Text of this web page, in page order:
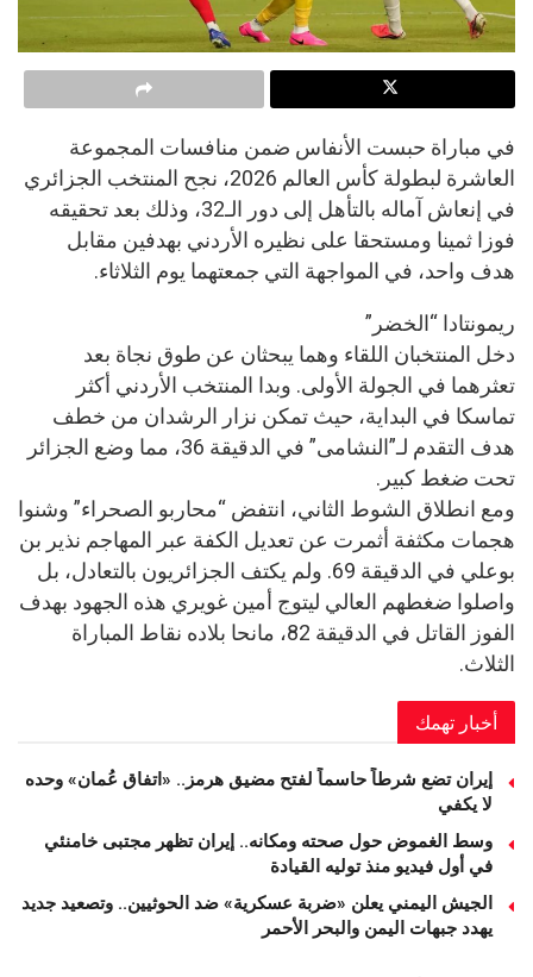
في مباراة حبست الأنفاس ضمن منافسات المجموعة
العاشرة لبطولة كأس العالم 2026، نجح المنتخب الجزائري
في إنعاش آماله بالتأهل إلى دور الـ32، وذلك بعد تحقيقه
فوزا ثمينا ومستحقا على نظيره الأردني بهدفين مقابل
هدف واحد، في المواجهة التي جمعتهما يوم الثلاثاء.
ريمونتادا “الخضر”
دخل المنتخبان اللقاء وهما يبحثان عن طوق نجاة بعد
تعثرهما في الجولة الأولى. وبدا المنتخب الأردني أكثر
تماسكا في البداية، حيث تمكن نزار الرشدان من خطف
هدف التقدم لـ”النشامى” في الدقيقة 36، مما وضع الجزائر
تحت ضغط كبير.
ومع انطلاق الشوط الثاني، انتفض “محاربو الصحراء” وشنوا
هجمات مكثفة أثمرت عن تعديل الكفة عبر المهاجم نذير بن
بوعلي في الدقيقة 69. ولم يكتف الجزائريون بالتعادل، بل
واصلوا ضغطهم العالي ليتوج أمين غويري هذه الجهود بهدف
الفوز القاتل في الدقيقة 82، مانحا بلاده نقاط المباراة
الثلاث.
أخبار تهمك
إيران تضع شرطاً حاسماً لفتح مضيق هرمز.. «اتفاق عُمان» وحده
لا يكفي
وسط الغموض حول صحته ومكانه.. إيران تظهر مجتبى خامنئي
في أول فيديو منذ توليه القيادة
الجيش اليمني يعلن «ضربة عسكرية» ضد الحوثيين.. وتصعيد جديد
يهدد جبهات اليمن والبحر الأحمر